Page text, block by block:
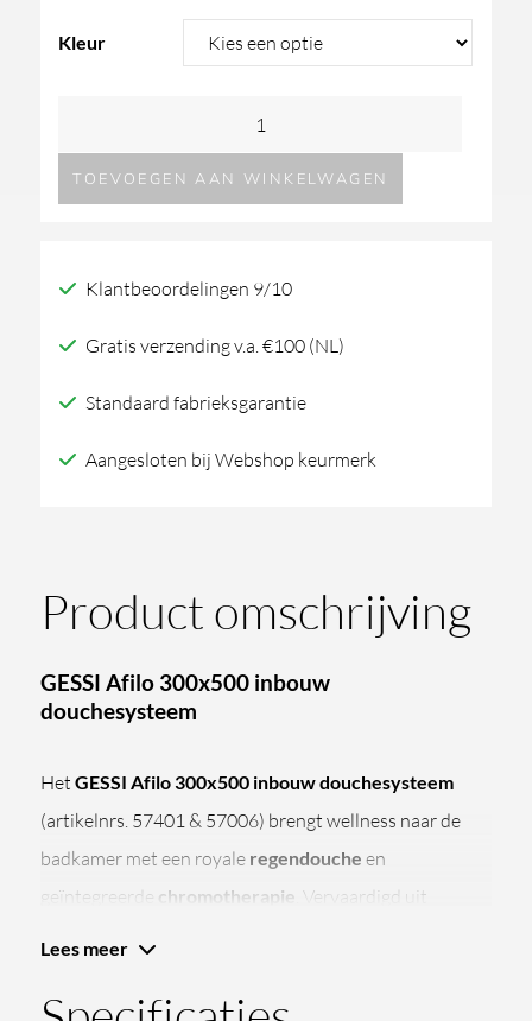
Kleur
Afilo
300x500
TOEVOEGEN AAN WINKELWAGEN
Klantbeoordelingen 9/10
Gratis verzending v.a. €100 (NL)
Standaard fabrieksgarantie
Aangesloten bij Webshop keurmerk
Product omschrijving
GESSI Afilo 300x500 inbouw
douchesysteem
HetGESSI Afilo 300x500 inbouw douchesysteem
(artikelnrs. 57401 & 57006) brengt wellness naar de
badkamer met een royale regendouche en
geïntegreerde chromotherapie . Vervaardigd uit
elektronische componenten, waterdichte
Lees meer